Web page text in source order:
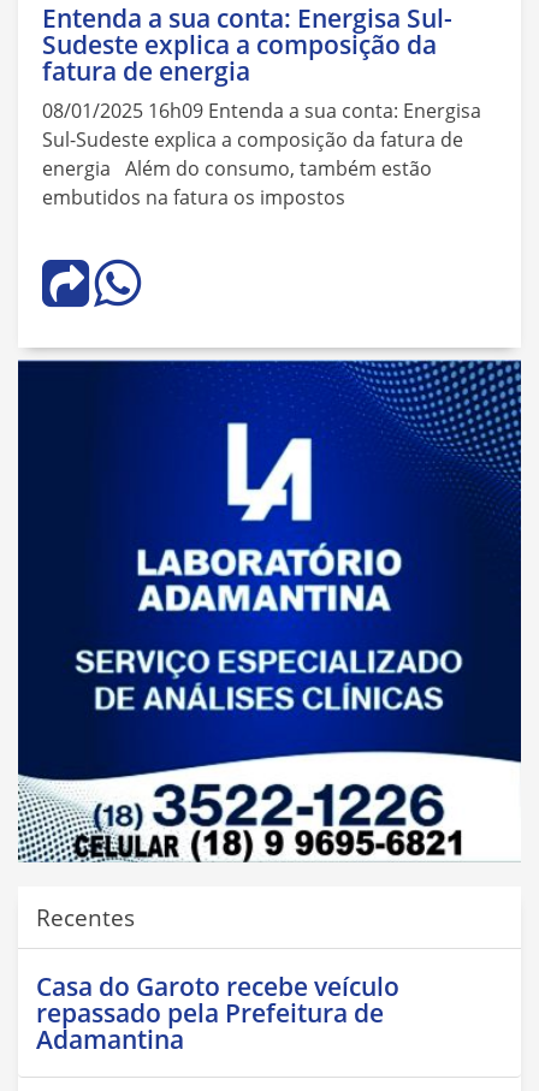
Entenda a sua conta: Energisa Sul-
Sudeste explica a composição da
fatura de energia
08/01/2025 16h09 Entenda a sua conta: Energisa
Sul-Sudeste explica a composição da fatura de
energia Além do consumo, também estão
embutidos na fatura os impostos
Recentes
Casa do Garoto recebe veículo
repassado pela Prefeitura de
Adamantina